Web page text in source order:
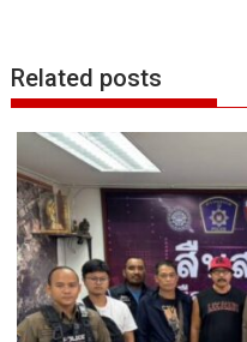
Related posts